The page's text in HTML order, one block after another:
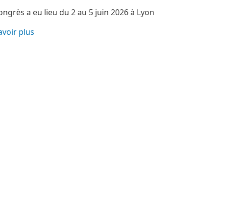
a eu lieu du 2 au 5 juin 2026 à Lyon
plus